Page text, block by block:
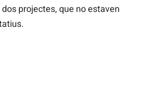
projectes, que no estaven